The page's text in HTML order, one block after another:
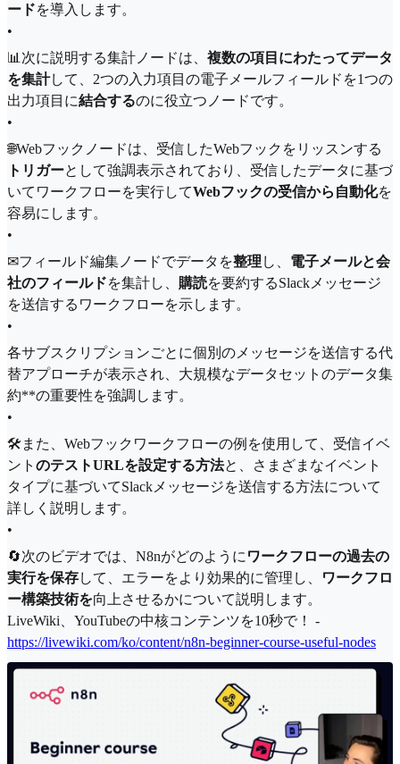
ードを導入します。
•
📊次に説明する集計ノードは、 複数の項目にわたってデータ
を集計して、2つの入力項目の電子メールフィールドを1つの
出力項目に結合するのに役立つノードです。
•
🌐Webフックノードは、受信したWebフックをリッスンする
トリガーとして強調表示されており、受信したデータに基づ
いてワークフローを実行してWebフックの受信から自動化を
容易にします。
•
✉フィールド編集ノードでデータを整理 し、 電子メールと会
社のフィールドを集計し、 購読を要約するSlackメッセージ
を送信するワークフローを示します。
•
各サブスクリプションごとに個別のメッセージを送信する代
替アプローチが表示され、大規模なデータセットのデータ集
約**の重要性を強調します。
•
🛠また、Webフックワークフローの例を使用して、受信イベ
ント のテストURLを設定する方法と、さまざまなイベント
タイプに基づいてSlackメッセージを送信する方法について
詳しく説明します。
•
🔄次のビデオでは、N8nがどのように ワークフローの過去の
実行を保存して、エラーをより効果的に管理し、
ワークフロ
ー構築技術を向上させるかについて説明します。
LiveWiki、YouTubeの中核コンテンツを10秒で！ -
https://livewiki.com/ko/content/n8n-beginner-course-useful-nodes